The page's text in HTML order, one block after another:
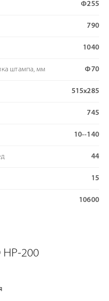
Ф255
790
1040
штампа, мм Ф70
515х285
745
10--140
44
15
10600
HP-200